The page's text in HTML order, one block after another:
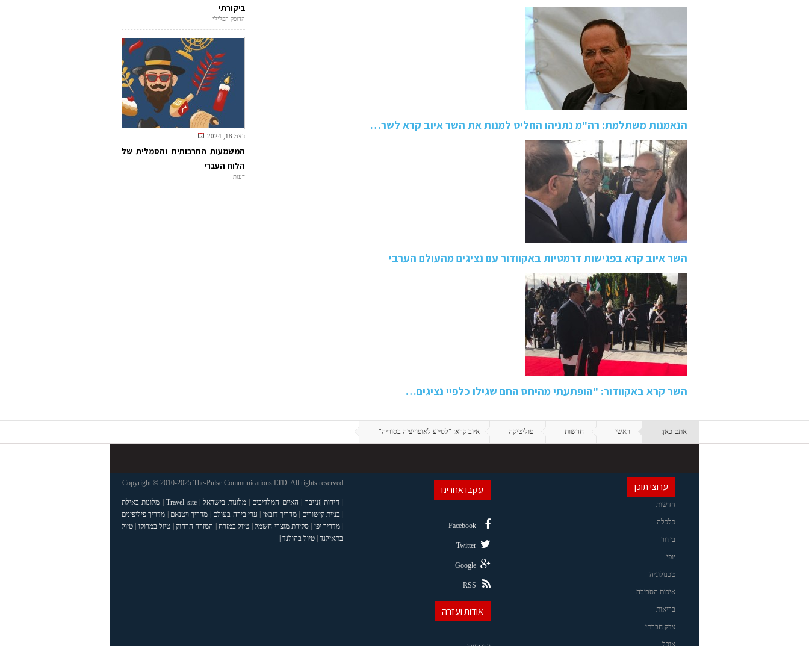
הנאמנות משתלמת: רה"מ נתניהו החליט למנות את השר איוב קרא לשר…
השר איוב קרא בפגישות דרמטיות באקוודור עם נציגים מהעולם הערבי
השר קרא באקוודור: "הופתעתי מהיחס החם שגילו כלפיי נציגים…
ביקורתי
הדופק הפלילי
דצמ 18, 2024
המשמעות התרבותית והסמלית של
הלוח העברי
דעות
אתם כאן: ראשי חדשות פוליטיקה איוב קרא: "לסייע לאופוזיציה בסוריה"
ערוצי תוכן
חדשות
כלכלה
בידור
יופי
טכנולוגיה
איכות הסביבה
בריאות
צדק חברתי
אוכל
עקבו אחרינו
Facebook
Twitter
Google+
RSS
אודות ועזרה
Copyright © 2010-2025 The-Pulse Communications LTD. All rights reserved
| חידות |זנזיבר | האיים המלדיבים |מלונות בישראל|
Travel site
| מלונות באילת
| בניית קישורים |מדריך דובאי | ערי בירה בעולם | מדריך ויטנאם | מדריך פיליפינים
| מדריך יפן |סקירת מוצרי חשמל| טיול במזרח | המזרח הרחוק | טיול במרוקו | טיול
בתאילנד| טיול בהולנד |